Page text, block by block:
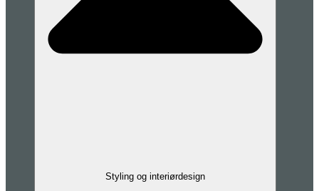
Styling og interiørdesign